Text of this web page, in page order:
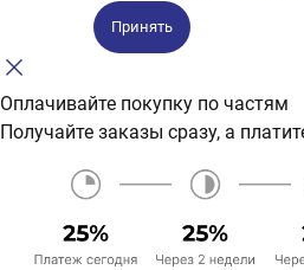
Принять
Оплачивайте покупку по частям
Получайте заказы сразу, а